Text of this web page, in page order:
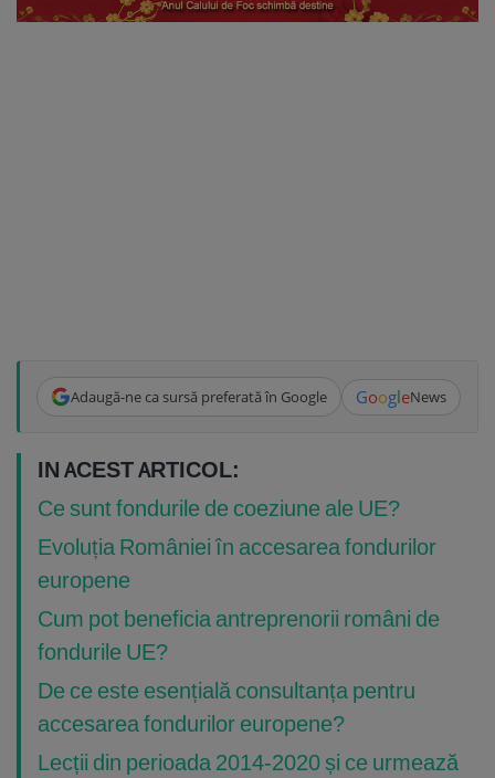
Adaugă-ne ca sursă preferată în Google GoogleNews
IN ACEST ARTICOL:
Ce sunt fondurile de coeziune ale UE?
Evoluția României în accesarea fondurilor
europene
Cum pot beneficia antreprenorii români de
fondurile UE?
De ce este esențială consultanța pentru
accesarea fondurilor europene?
Lecții din perioada 2014-2020 și ce urmează